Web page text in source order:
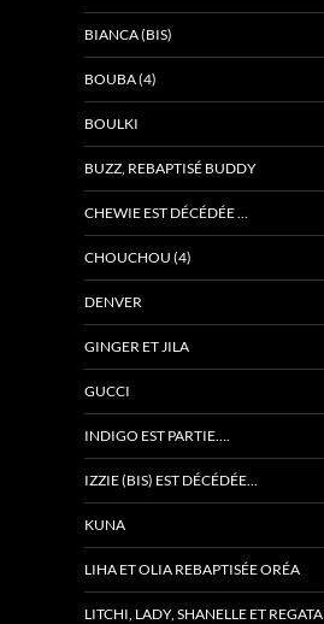
BIANCA (BIS)
BOUBA (4)
BOULKI
BUZZ, REBAPTISÉ BUDDY
CHEWIE EST DÉCÉDÉE …
CHOUCHOU (4)
DENVER
GINGER ET JILA
GUCCI
INDIGO EST PARTIE….
IZZIE (BIS) EST DÉCÉDÉE…
KUNA
LIHA ET OLIA REBAPTISÉE ORÉA
LITCHI, LADY, SHANELLE ET REGATA